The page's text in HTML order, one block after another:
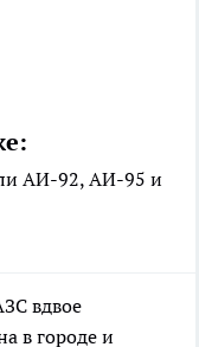
АИ-92, АИ-95 и
вдвое
в городе и